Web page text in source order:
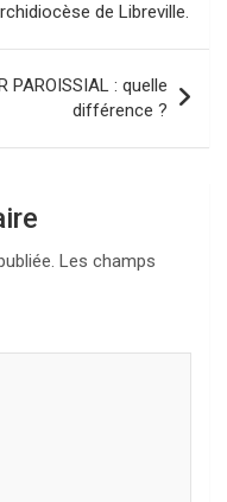
de Libreville.
PAROISSIAL : quelle
différence ?
Les champs